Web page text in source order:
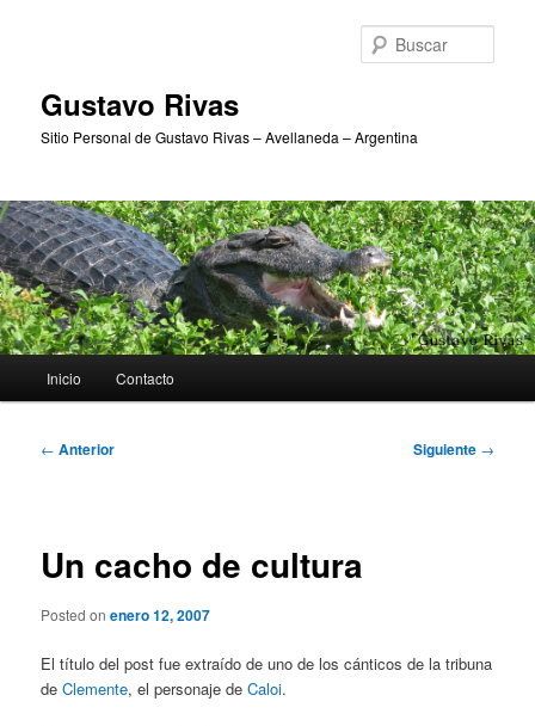
Gustavo Rivas
Sitio Personal de Gustavo Rivas – Avellaneda – Argentina
principal
Inicio Contacto
Navegación
← Anterior Siguiente →
Un cacho de cultura
Posted onenero 12, 2007
El título del post fue extraído de uno de los cánticos de la tribuna
deClemente, el personaje deCaloi.